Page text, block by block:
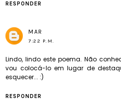
RESPONDER
MAR
7:22 P.M.
Lindo, lindo este poema. Não
vou colocá-lo em lugar de
esquecer... :)
RESPONDER